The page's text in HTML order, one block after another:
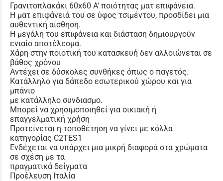
Γρανιτοπλακάκι 60x60 Α' ποιότητας ματ επιφάνεια.
Η ματ επιφάνειά του σε ύφος τσιμέντου, προσδίδει μια
αυθεντική αίσθηση.
Η μεγάλη του επιφάνεια και διάσταση δημιουργούν
ενιαίο αποτέλεσμα.
Χάρη στην ποιοτική του κατασκευή δεν αλλοιώνεται σε
βάθος χρόνου
Αντέχει σε δύσκολες συνθήκες όπως ο παγετός.
Κατάλληλο για δάπεδο εσωτερικού χώρου και για
μπάνιο
με κατάλληλο συνδιασμο.
Μπορεί να χρησιμοποιηθεί για οικιακή ή
επαγγελματική χρήση
Προτείνεται η τοποθέτηση να γίνει με κόλλα
κατηγορίας C2TES1
Ενδέχεται να υπάρχει μια μικρή διαφορά στα χρώματα
σε σχέση με τα
πραγματικά δείγματα
Προέλευση Ιταλία